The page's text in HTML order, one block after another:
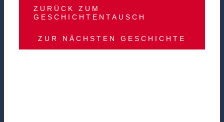
ZURÜCK ZUM
GESCHICHTENTAUSCH
ZUR NÄCHSTEN GESCHICHTE